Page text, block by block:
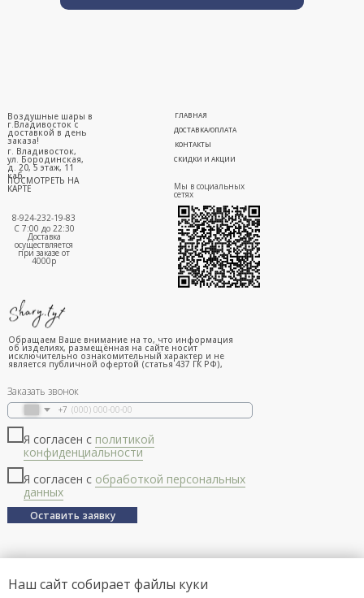
г. Владивосток,
ул. Бородинская,
д. 20, 5 этаж, 11
каб.
ПОСМОТРЕТЬ НА
КАРТЕ
ГЛАВНАЯ
ДОСТАВКА/ОПЛАТА
СКИДКИ И АКЦИИ
КОНТАКТЫ
8-924-232-19-83
С 7:00 до 22:30
Доставка
осуществляется
при заказе от
4000р
Воздушные шары в
г.Владивосток с
доставкой в день
заказа!
Мы в социальных
сетях
Заказать звонок
+7
Я согласен с политикой
конфиденциальности
Я согласен с обработкой персональных
данных
Оставить заявку
Обращаем Ваше внимание на то, что информация
об изделиях, размещённая на сайте носит
исключительно ознакомительный характер и не
является публичной офертой (статья 437 ГК РФ),
Наш сайт собирает файлы куки